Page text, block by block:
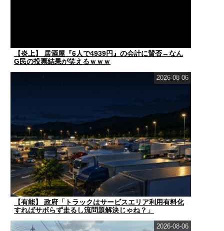
【炎上】 居酒屋『6人で4939円』の会計に賛否→なん
G民の投票結果が笑えるｗｗｗ
【有能】 政府「トラックはサービスエリア利用有料化
すればサボらず走るし流問題解決じゃね？」
2026-08-06
2026-08-06